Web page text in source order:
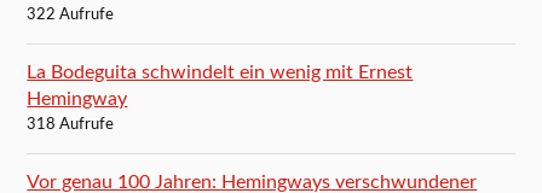
322 Aufrufe
La Bodeguita schwindelt ein wenig mit Ernest
Hemingway
318 Aufrufe
Vor genau 100 Jahren: Hemingways verschwundener